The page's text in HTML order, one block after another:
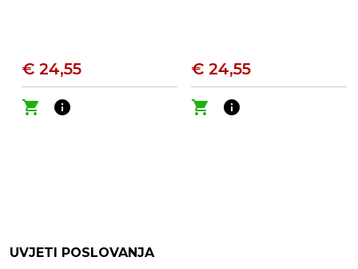
€ 24,55
shopping_cart
info
€ 24,55
shopping_cart
info
UVJETI POSLOVANJA